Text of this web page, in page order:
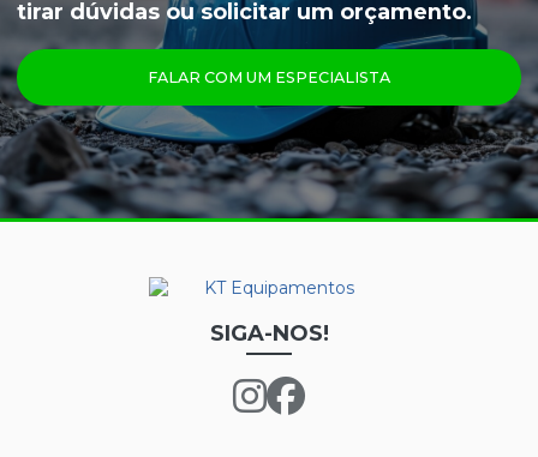
LUVAS
ÓCULOS
PRINCIPAIS PRODUTOS
CALÇA FRIGORÍFICA
CREME NUTRIEX GRUPO 3
GRAFATEX ARAMIDA 1511
tirar dúvidas ou solicitar um orçamento.
FALAR COM UM ESPECIALISTA
SIGA-NOS!